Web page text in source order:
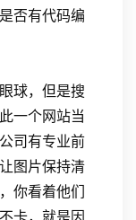
否有代码编
球，但是搜
一个网站当
司有专业前
图片保持清
你看着他们